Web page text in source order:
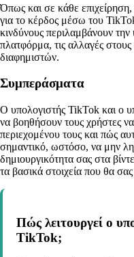
Όπως και σε κάθε επιχείρηση,
για το κέρδος μέσω του
κινδύνους περιλαμβάνουν
πλατφόρμα, τις αλλαγές στους
διαφημιστών.
Συμπεράσματα
Ο υπολογιστής TikTok και ο
να βοηθήσουν τους χρήστες
περιεχομένου τους και πώς
σημαντικό, ωστόσο, να μην
δημιουργικότητα σας στα
τα βασικά στοιχεία που θα
Πώς λειτουργεί ο
TikTok;